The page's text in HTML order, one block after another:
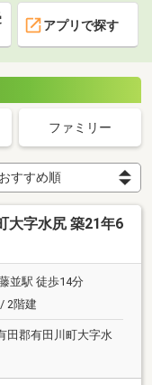
アプリで探す
ファミリー
大字水尻 築21年6
並駅 徒歩14分
2階建
田郡有田川町大字水